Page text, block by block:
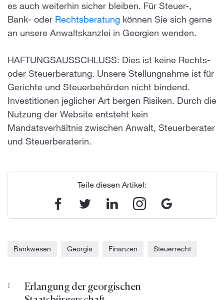
es auch weiterhin sicher bleiben. Für Steuer-,
Bank- oder Rechtsberatung können Sie sich gerne
an unsere Anwaltskanzlei in Georgien wenden.
HAFTUNGSAUSSCHLUSS: Dies ist keine Rechts-
oder Steuerberatung. Unsere Stellungnahme ist für
Gerichte und Steuerbehörden nicht bindend.
Investitionen jeglicher Art bergen Risiken. Durch die
Nutzung der Website entsteht kein
Mandatsverhältnis zwischen Anwalt, Steuerberater
und Steuerberaterin.
Teile diesen Artikel:
Bankwesen Georgia Finanzen Steuerrecht
1
Erlangung der georgischen